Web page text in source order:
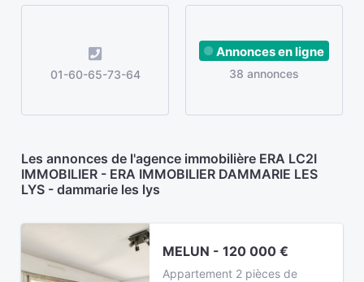
01-60-65-73-64
Annonces en ligne
38 annonces
Les annonces de l'agence immobilière ERA LC2I
IMMOBILIER - ERA IMMOBILIER DAMMARIE LES
LYS - dammarie les lys
MELUN - 120 000 €
Appartement 2 pièces de